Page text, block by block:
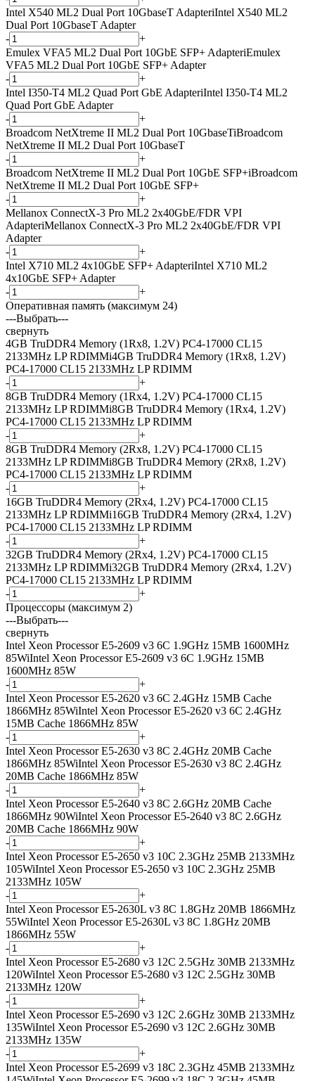
Intel X540 ML2 Dual Port 10GbaseT AdapteriIntel X540 ML2
Dual Port 10GbaseT Adapter
-
+
Emulex VFA5 ML2 Dual Port 10GbE SFP+ AdapteriEmulex
VFA5 ML2 Dual Port 10GbE SFP+ Adapter
-
+
Intel I350-T4 ML2 Quad Port GbE AdapteriIntel I350-T4 ML2
Quad Port GbE Adapter
-
+
Broadcom NetXtreme II ML2 Dual Port 10GbaseTiBroadcom
NetXtreme II ML2 Dual Port 10GbaseT
-
+
Broadcom NetXtreme II ML2 Dual Port 10GbE SFP+iBroadcom
NetXtreme II ML2 Dual Port 10GbE SFP+
-
+
Mellanox ConnectX-3 Pro ML2 2x40GbE/FDR VPI
AdapteriMellanox ConnectX-3 Pro ML2 2x40GbE/FDR VPI
Adapter
-
+
Intel X710 ML2 4x10GbE SFP+ AdapteriIntel X710 ML2
4x10GbE SFP+ Adapter
-
+
Оперативная память (максимум 24)
---Выбрать---
свернуть
4GB TruDDR4 Memory (1Rx8, 1.2V) PC4-17000 CL15
2133MHz LP RDIMMi4GB TruDDR4 Memory (1Rx8, 1.2V)
PC4-17000 CL15 2133MHz LP RDIMM
-
+
8GB TruDDR4 Memory (1Rx4, 1.2V) PC4-17000 CL15
2133MHz LP RDIMMi8GB TruDDR4 Memory (1Rx4, 1.2V)
PC4-17000 CL15 2133MHz LP RDIMM
-
+
8GB TruDDR4 Memory (2Rx8, 1.2V) PC4-17000 CL15
2133MHz LP RDIMMi8GB TruDDR4 Memory (2Rx8, 1.2V)
PC4-17000 CL15 2133MHz LP RDIMM
-
+
16GB TruDDR4 Memory (2Rx4, 1.2V) PC4-17000 CL15
2133MHz LP RDIMMi16GB TruDDR4 Memory (2Rx4, 1.2V)
PC4-17000 CL15 2133MHz LP RDIMM
-
+
32GB TruDDR4 Memory (2Rx4, 1.2V) PC4-17000 CL15
2133MHz LP RDIMMi32GB TruDDR4 Memory (2Rx4, 1.2V)
PC4-17000 CL15 2133MHz LP RDIMM
-
+
Процессоры (максимум 2)
---Выбрать---
свернуть
Intel Xeon Processor E5-2609 v3 6C 1.9GHz 15MB 1600MHz
85WiIntel Xeon Processor E5-2609 v3 6C 1.9GHz 15MB
1600MHz 85W
-
+
Intel Xeon Processor E5-2620 v3 6C 2.4GHz 15MB Cache
1866MHz 85WiIntel Xeon Processor E5-2620 v3 6C 2.4GHz
15MB Cache 1866MHz 85W
-
+
Intel Xeon Processor E5-2630 v3 8C 2.4GHz 20MB Cache
1866MHz 85WiIntel Xeon Processor E5-2630 v3 8C 2.4GHz
20MB Cache 1866MHz 85W
-
+
Intel Xeon Processor E5-2640 v3 8C 2.6GHz 20MB Cache
1866MHz 90WiIntel Xeon Processor E5-2640 v3 8C 2.6GHz
20MB Cache 1866MHz 90W
-
+
Intel Xeon Processor E5-2650 v3 10C 2.3GHz 25MB 2133MHz
105WiIntel Xeon Processor E5-2650 v3 10C 2.3GHz 25MB
2133MHz 105W
-
+
Intel Xeon Processor E5-2630L v3 8C 1.8GHz 20MB 1866MHz
55WiIntel Xeon Processor E5-2630L v3 8C 1.8GHz 20MB
1866MHz 55W
-
+
Intel Xeon Processor E5-2680 v3 12C 2.5GHz 30MB 2133MHz
120WiIntel Xeon Processor E5-2680 v3 12C 2.5GHz 30MB
2133MHz 120W
-
+
Intel Xeon Processor E5-2690 v3 12C 2.6GHz 30MB 2133MHz
135WiIntel Xeon Processor E5-2690 v3 12C 2.6GHz 30MB
2133MHz 135W
-
+
Intel Xeon Processor E5-2699 v3 18C 2.3GHz 45MB 2133MHz